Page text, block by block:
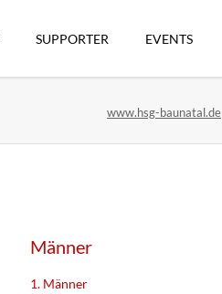
SUPPORTER EVENTS
www.hsg-baunatal.de
Männer
1. Männer